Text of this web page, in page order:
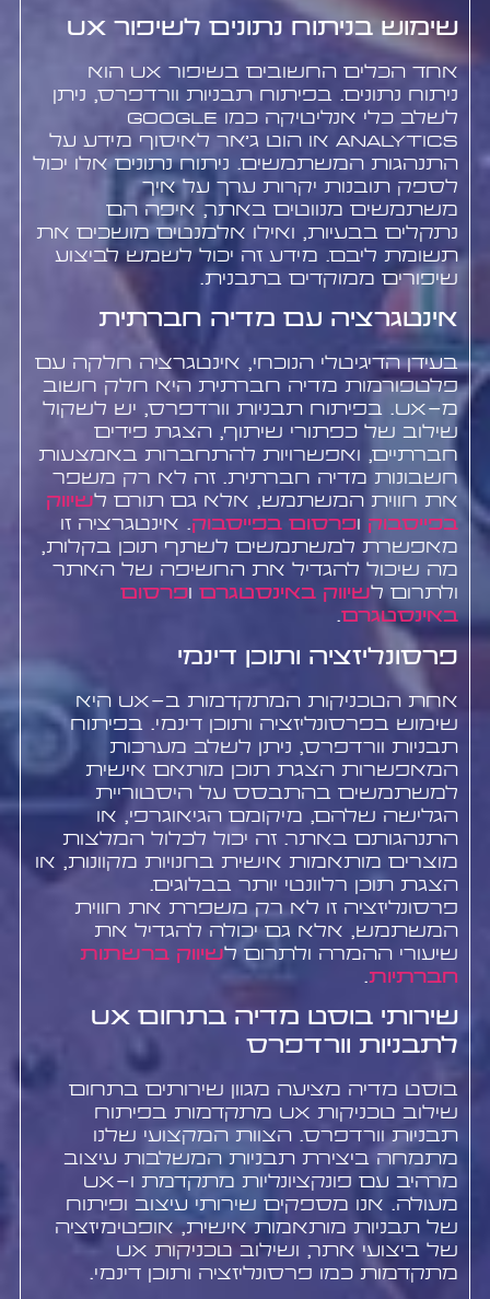
שימוש בניתוח נתונים לשיפור UX
אחד הכלים החשובים בשיפור UX הוא
ניתוח נתונים. בפיתוח תבניות וורדפרס, ניתן
לשלב כלי אנליטיקה כמו Google
Analytics או הוט ג'אר לאיסוף מידע על
התנהגות המשתמשים. ניתוח נתונים אלו יכול
לספק תובנות יקרות ערך על איך
משתמשים מנווטים באתר, איפה הם
נתקלים בבעיות, ואילו אלמנטים מושכים את
תשומת ליבם. מידע זה יכול לשמש לביצוע
שיפורים ממוקדים בתבנית.
אינטגרציה עם מדיה חברתית
בעידן הדיגיטלי הנוכחי, אינטגרציה חלקה עם
פלטפורמות מדיה חברתית היא חלק חשוב
מ-UX. בפיתוח תבניות וורדפרס, יש לשקול
שילוב של כפתורי שיתוף, הצגת פידים
חברתיים, ואפשרויות להתחברות באמצעות
חשבונות מדיה חברתית. זה לא רק משפר
את חווית המשתמש, אלא גם תורם לשיווק
בפייסבוק ופרסום בפייסבוק. אינטגרציה זו
מאפשרת למשתמשים לשתף תוכן בקלות,
מה שיכול להגדיל את החשיפה של האתר
ולתרום לשיווק באינסטגרםופרסום
באינסטגרם.
פרסונליזציה ותוכן דינמי
אחת הטכניקות המתקדמות ב-UX היא
שימוש בפרסונליזציה ותוכן דינמי. בפיתוח
תבניות וורדפרס, ניתן לשלב מערכות
המאפשרות הצגת תוכן מותאם אישית
למשתמשים בהתבסס על היסטוריית
הגלישה שלהם, מיקומם הגיאוגרפי, או
התנהגותם באתר. זה יכול לכלול המלצות
מוצרים מותאמות אישית בחנויות מקוונות, או
הצגת תוכן רלוונטי יותר בבלוגים.
פרסונליזציה זו לא רק משפרת את חווית
המשתמש, אלא גם יכולה להגדיל את
שיעורי ההמרה ולתרום לשיווק ברשתות
חברתיות.
שירותי בוסט מדיה בתחום UX
לתבניות וורדפרס
בוסט מדיה מציעה מגוון שירותים בתחום
שילוב טכניקות UX מתקדמות בפיתוח
תבניות וורדפרס. הצוות המקצועי שלנו
מתמחה ביצירת תבניות המשלבות עיצוב
מרהיב עם פונקציונליות מתקדמת ו-UX
מעולה. אנו מספקים שירותי עיצוב ופיתוח
של תבניות מותאמות אישית, אופטימיזציה
של ביצועי אתר, ושילוב טכניקות UX
מתקדמות כמו פרסונליזציה ותוכן דינמי.